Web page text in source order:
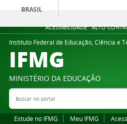
ACESSIBILIDADE ALTO
BRASIL
Instituto Federal de Educação, Ciência e
IFMG
MINISTÉRIO DA EDUCAÇÃO
Buscar no portal
Estude no IFMG Meu IFMG